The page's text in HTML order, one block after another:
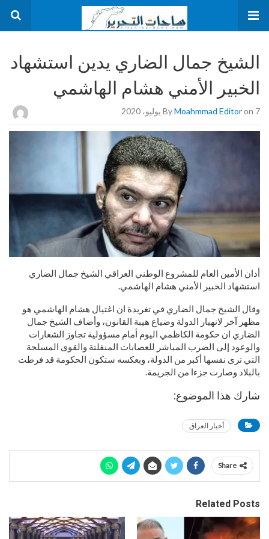
الشيخ جمال الضاري يدين استشهاد
الخبير الأمني هشام الهاشمي
ByMoahmmad Editoron 7 يوليو، 2020
أدان الأمين العام للمشروع الوطني العراقي الشيخ جمال الضاري
استشهاد الخبير الأمني هشام الهاشمي.
وقال الشيخ جمال الضاري في تغريدة ان اغتيال هشام الهاشمي هو
مظهر آخر لانهيار الدولة وضياع هيبة القانون، وأضاف الشيخ جمال
الضاري ان حكومة الكاظمي اليوم أمام مسؤولية تجاوز الشعارات
والوعود إلى الضرب المباشر للعصابات المنفلتة والقوى المسلحة
التي ترى نفسها أكبر من الدولة، وبعكسه ستكون الحكومة قد فرطت
بالبلاد وصارت جزءا من الجريمة.
شارك هذا الموضوع:
أخبار العراق
Share
Related Posts